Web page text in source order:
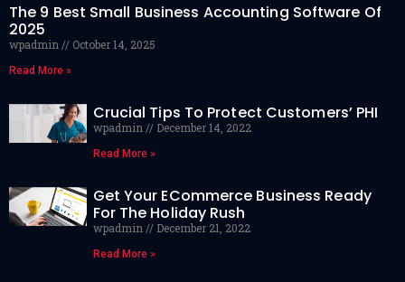
The 9 Best Small Business Accounting Software Of
2025
wpadmin October 14, 2025
Read More »
Crucial Tips To Protect Customers’ PHI
wpadmin December 14, 2022
Read More »
Get Your ECommerce Business Ready
For The Holiday Rush
wpadmin December 21, 2022
Read More »